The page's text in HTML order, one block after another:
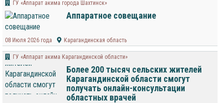
ГУ «Аппарат акима города Шахтинск»
Аппаратное совещание
08 Июля 2026 года Карагандинская область
ГУ «Аппарат акима Карагандинской области»
Более 200 тысяч сельских жителей
Карагандинской области смогут
получать онлайн-консультации
областных врачей